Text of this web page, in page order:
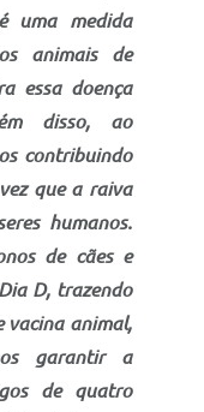
uma medida
animais de
essa doença
disso, ao
contribuindo
que a raiva
humanos.
de cães e
D, trazendo
vacina animal,
garantir a
de quatro